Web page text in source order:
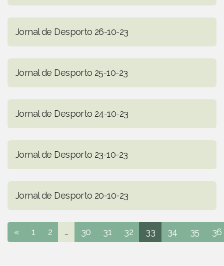
Jornal de Desporto 26-10-23
Jornal de Desporto 25-10-23
Jornal de Desporto 24-10-23
Jornal de Desporto 23-10-23
Jornal de Desporto 20-10-23
« 1 2 ... 30 31 32 33 34 35 36